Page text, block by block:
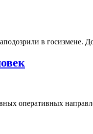
в госизмене.
оперативных